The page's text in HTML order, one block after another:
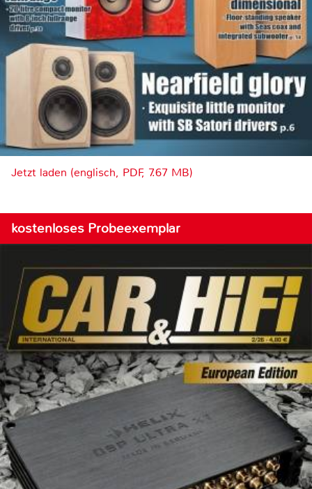
Jetzt laden (englisch, PDF, 7.67 MB)
kostenloses Probeexemplar